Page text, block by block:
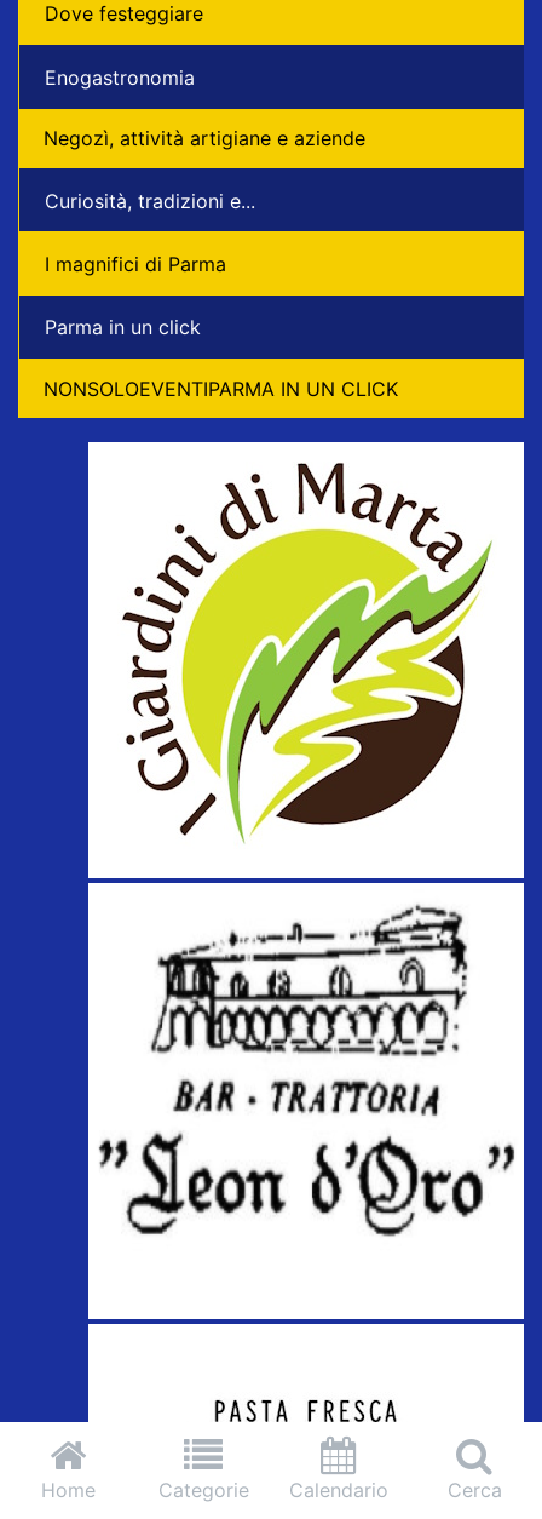
Dove festeggiare
Enogastronomia
Negozì, attività artigiane e aziende
Curiosità, tradizioni e...
I magnifici di Parma
Parma in un click
NONSOLOEVENTIPARMA IN UN CLICK
Home Categorie Calendario Cerca